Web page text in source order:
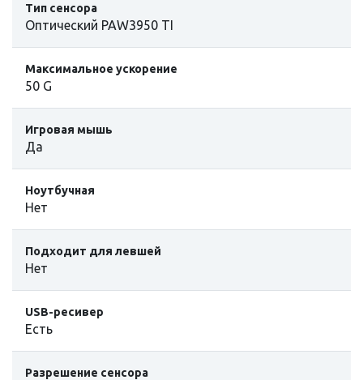
Тип сенсора
Оптический PAW3950 TI
Максимальное ускорение
50 G
Игровая мышь
Да
Ноутбучная
Нет
Подходит для левшей
Нет
USB-ресивер
Есть
Разрешение сенсора